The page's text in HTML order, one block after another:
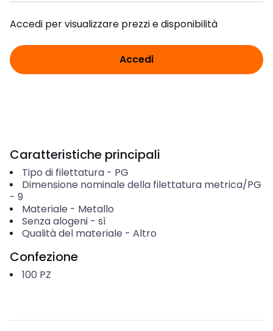
Accedi per visualizzare prezzi e disponibilità
Accedi
Caratteristiche principali
Tipo di filettatura- PG
Dimensione nominale della filettatura metrica/PG
- 9
Materiale - Metallo
Senza alogeni- sì
Qualità del materiale - Altro
Confezione
100 PZ